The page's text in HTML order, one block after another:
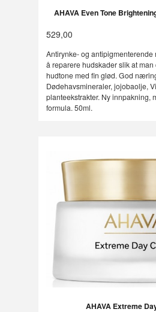
AHAVA Even Tone
529,00
Antirynke- og antipigmenterende
å reparere hudskader slik at
hudtone med fin glød. God
Dødehavsmineraler, jojobaolje,
planteekstrakter. Ny innpakning,
formula. 50ml.
AHAVA Extreme